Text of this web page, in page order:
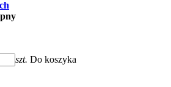
szt. Do koszyka